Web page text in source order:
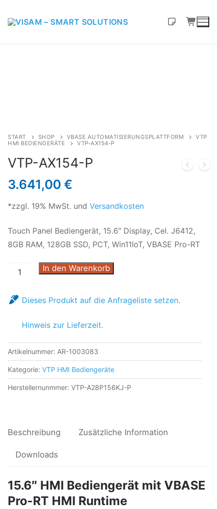
START SHOP VBASE AUTOMATISIERUNGSPLATTFORM
VTP
HMI BEDIENGERÄTE
VTP-AX154-P
VTP-AX154-P
3.641,00 €
*zzgl. 19% MwSt. und Versandkosten
Touch Panel Bediengerät, 15.6″ Display, Cel. J6412,
8GB RAM, 128GB SSD, PCT, Win11IoT, VBASE Pro-RT
In den Warenkorb
Dieses Produkt auf die Anfrageliste setzen.
Hinweis zur Lieferzeit.
Artikelnummer: AR-1003083
Kategorie: VTP HMI Bediengeräte
Herstellernunmmer: VTP-A28P156KJ-P
Beschreibung Zusätzliche Information
Downloads
15.6″ HMI Bediengerät mit VBASE
Pro-RT HMI Runtime